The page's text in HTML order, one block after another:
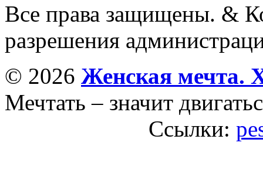
Все права защищены. &
разрешения
© 2026 Женская мечта.
Мечтать – значит
Ссылки: